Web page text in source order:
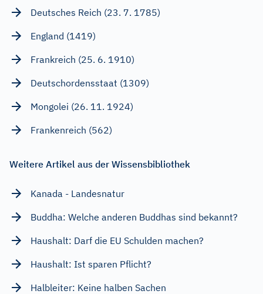
Deutsches Reich (23. 7. 1785)
England (1419)
Frankreich (25. 6. 1910)
Deutschordensstaat (1309)
Mongolei (26. 11. 1924)
Frankenreich (562)
Weitere Artikel aus der Wissensbibliothek
Kanada - Landesnatur
Buddha: Welche anderen Buddhas sind bekannt?
Haushalt: Darf die EU Schulden machen?
Haushalt: Ist sparen Pflicht?
Halbleiter: Keine halben Sachen